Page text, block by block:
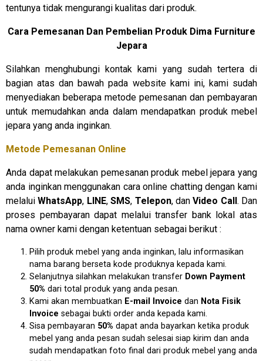
tentunya tidak mengurangi kualitas dari produk.
Cara Pemesanan Dan Pembelian Produk Dima Furniture
Jepara
Silahkan menghubungi kontak kami yang sudah tertera di
bagian atas dan bawah pada website kami ini, kami sudah
menyediakan beberapa metode pemesanan dan pembayaran
untuk memudahkan anda dalam mendapatkan produk mebel
jepara yang anda inginkan.
Metode Pemesanan Online
Anda dapat melakukan pemesanan produk mebel jepara yang
anda inginkan menggunakan cara online chatting dengan kami
melaluiWhatsApp, LINE,SMS, Telepon, danVideo Call. Dan
proses pembayaran dapat melalui transfer bank lokal atas
nama owner kami dengan ketentuan sebagai berikut :
Pilih produk mebel yang anda inginkan, lalu informasikan
nama barang berseta kode produknya kepada kami.
Selanjutnya silahkan melakukan transfer Down Payment
50% dari total produk yang anda pesan.
Kami akan membuatkan E-mail Invoice dan N ota Fisik
Invoice sebagai bukti order anda kepada kami.
Sisa pembayaran 50% dapat anda bayarkan ketika produk
mebel yang anda pesan sudah selesai siap kirim dan anda
sudah mendapatkan foto final dari produk mebel yang anda